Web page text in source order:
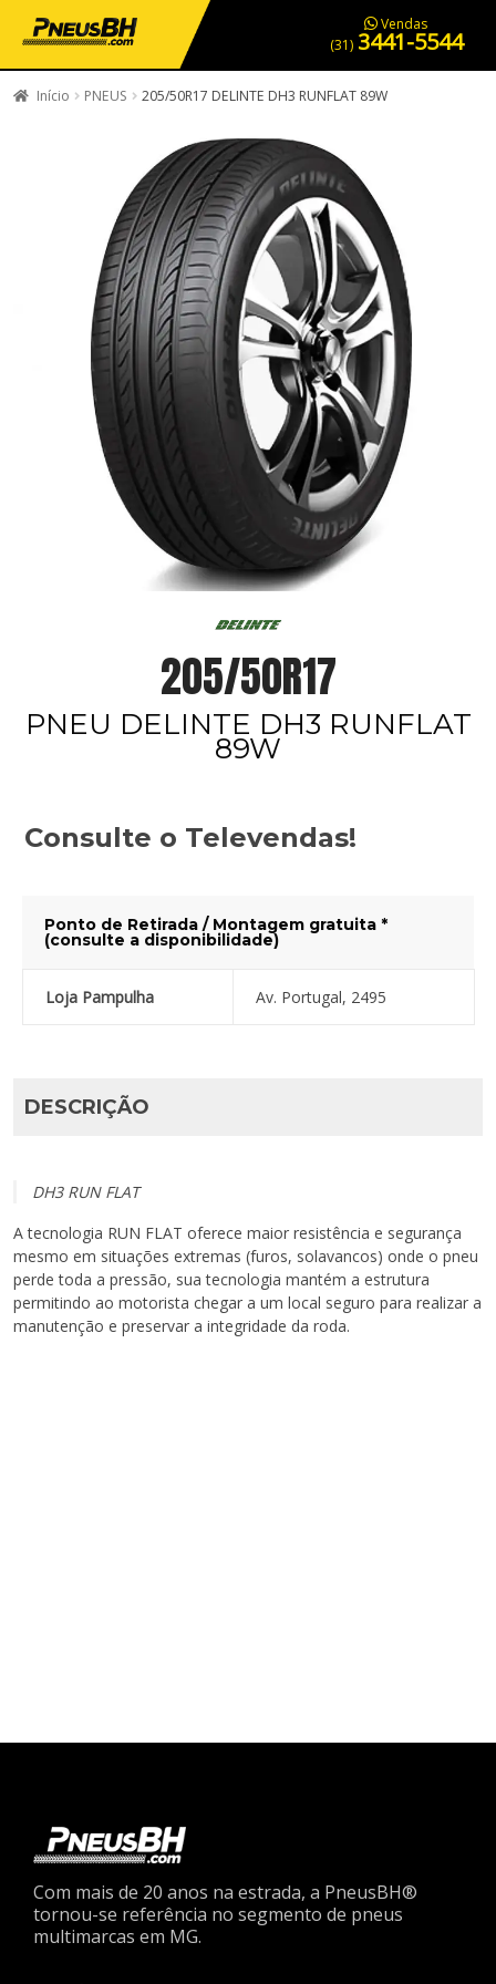
PNEUS EM OFERTA SERVIÇOS AUTOMOTIVOS NOSSA LOJA
Vendas
(31) 3441-5544
Início PNEUS 205/50R17 DELINTE DH3 RUNFLAT 89W
205/50R17
PNEU DELINTE DH3 RUNFLAT
89W
Consulte o Televendas!
Ponto de Retirada / Montagem gratuita *
(consulte a disponibilidade)
Loja Pampulha Av. Portugal, 2495
DESCRIÇÃO
DH3 RUN FLAT
A tecnologia RUN FLAT oferece maior resistência e segurança
mesmo em situações extremas (furos, solavancos) onde o pneu
perde toda a pressão, sua tecnologia mantém a estrutura
permitindo ao motorista chegar a um local seguro para realizar a
manutenção e preservar a integridade da roda.
Com mais de 20 anos na estrada, a PneusBH®
tornou-se referência no segmento de pneus
multimarcas em MG.